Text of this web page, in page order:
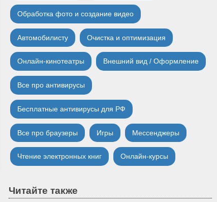
Обработка фото и создание видео
Автомобилисту Очистка и оптимизация
Онлайн-кинотеатры Внешний вид / Оформление
Все про антивирусы
Бесплатные антивирусы для РФ
Все про браузеры Игры Мессенджеры
Чтение электронных книг Онлайн-курсы
Читайте также